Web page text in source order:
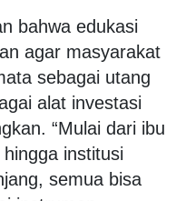
bahwa edukasi
agar masyarakat
sebagai utang
alat investasi
“Mulai dari ibu
institusi
semua bisa